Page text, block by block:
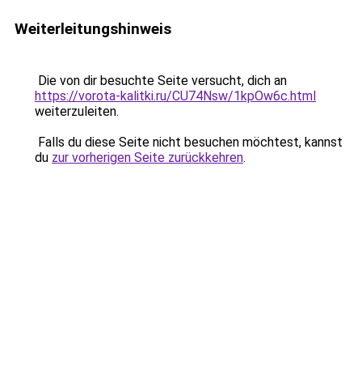
Weiterleitungshinweis
Die von dir besuchte Seite versucht, dich an
https://vorota-kalitki.ru/CU74Nsw/1kpOw6c.html
weiterzuleiten.
Falls du diese Seite nicht besuchen möchtest, kannst
du zur vorherigen Seite zurückkehren.